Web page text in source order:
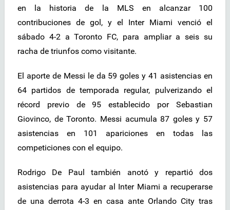
en la historia de la MLS en alcanzar 100
contribuciones de gol, y el Inter Miami venció el
sábado 4-2 a Toronto FC, para ampliar a seis su
racha de triunfos como visitante.
El aporte de Messi le da 59 goles y 41 asistencias en
64 partidos de temporada regular, pulverizando el
récord previo de 95 establecido por Sebastian
Giovinco, de Toronto. Messi acumula 87 goles y 57
asistencias en 101 apariciones en todas las
competiciones con el equipo.
Rodrigo De Paul también anotó y repartió dos
asistencias para ayudar al Inter Miami a recuperarse
de una derrota 4-3 en casa ante Orlando City tras